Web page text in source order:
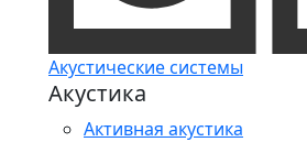
Акустические системы
Акустика
Активная акустика